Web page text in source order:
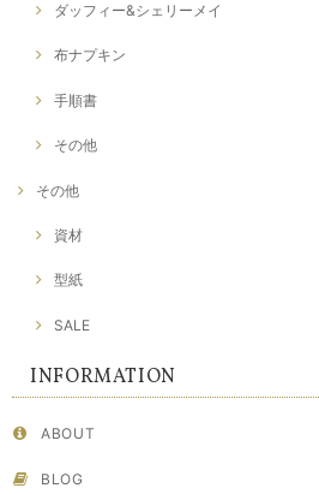
ダッフィー&シェリーメイ
布ナプキン
手順書
その他
その他
資材
型紙
SALE
INFORMATION
ABOUT
BLOG